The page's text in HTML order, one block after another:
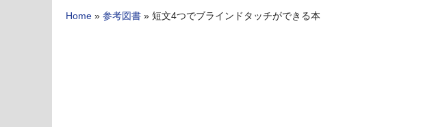
Home » 参考図書 » 短文4つでブラインドタッチができる本